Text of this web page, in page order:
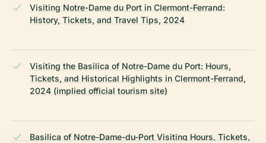
Visiting Notre-Dame du Port in Clermont-Ferrand:
History, Tickets, and Travel Tips, 2024
Visiting the Basilica of Notre-Dame du Port: Hours,
Tickets, and Historical Highlights in Clermont-Ferrand,
2024 (implied official tourism site)
Basilica of Notre-Dame-du-Port Visiting Hours, Tickets,